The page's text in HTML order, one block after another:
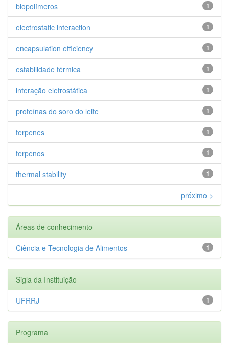
1
biopolímeros
1
electrostatic interaction
1
encapsulation efficiency
1
estabilidade térmica
1
interação eletrostática
1
proteínas do soro do leite
1
terpenes
1
terpenos
1
thermal stability
próximo >
Áreas de conhecimento
1
Ciência e Tecnologia de Alimentos
Sigla da Instituição
1
UFRRJ
Programa